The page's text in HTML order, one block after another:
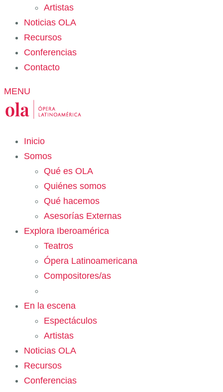
Artistas
Noticias OLA
Recursos
Conferencias
Contacto
MENU
Inicio
Somos
Qué es OLA
Quiénes somos
Qué hacemos
Asesorías Externas
Explora Iberoamérica
Teatros
Ópera Latinoamericana
Compositores/as
En la escena
Espectáculos
Artistas
Noticias OLA
Recursos
Conferencias